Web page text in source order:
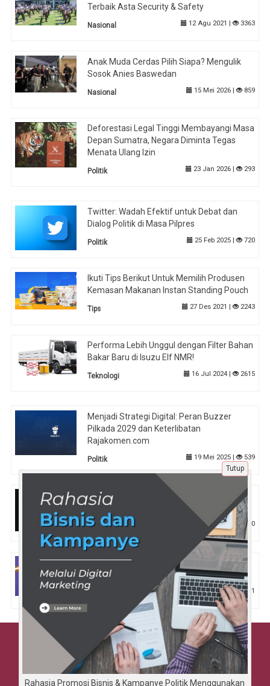
Terbaik Asta Security & Safety
Nasional 12 Agu 2021 | 3363
Anak Muda Cerdas Pilih Siapa? Mengulik
Sosok Anies Baswedan
Nasional 15 Mei 2026 | 859
Deforestasi Legal Tinggi Membayangi Masa
Depan Sumatra, Negara Diminta Tegas
Menata Ulang Izin
Politik 23 Jan 2026 | 293
Twitter: Wadah Efektif untuk Debat dan
Dialog Politik di Masa Pilpres
Politik 25 Feb 2025 | 720
Ikuti Tips Berikut Untuk Memilih Produsen
Kemasan Makanan Instan Standing Pouch
Tips 27 Des 2021 | 2243
Performa Lebih Unggul dengan Filter Bahan
Bakar Baru di Isuzu Elf NMR!
Teknologi 16 Jul 2024 | 2615
Menjadi Strategi Digital: Peran Buzzer
Pilkada 2029 dan Keterlibatan
Rajakomen.com
Politik 19 Mei 2025 | 539
Antonim Dialog: Kajian dalam Linguistik
Terapan
Pendidikan 20 Mar 2025 | 700
7 Kelebihan Mempunyai Website yang Bisa
Meningkatkan Bisnis Anda
Tips 27 Jul 2024 | 1
Beranda Tentang Kami
Disclaimer
Tutup
Rahasia Promosi Bisnis & Kampanye Politik Menggunakan